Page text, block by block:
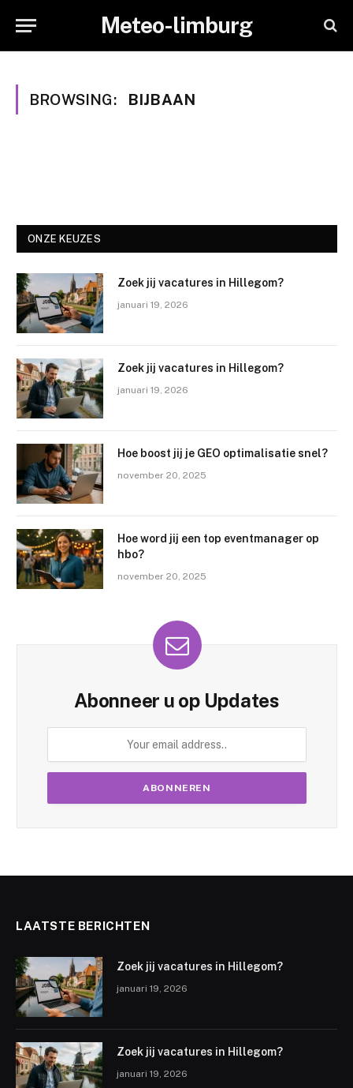
Meteo-limburg
BROWSING: BIJBAAN
ONZE KEUZES
Zoek jij vacatures in Hillegom?
januari 19, 2026
Zoek jij vacatures in Hillegom?
januari 19, 2026
Hoe boost jij je GEO optimalisatie snel?
november 20, 2025
Hoe word jij een top eventmanager op
hbo?
november 20, 2025
Abonneer u op Updates
LAATSTE BERICHTEN
Zoek jij vacatures in Hillegom?
januari 19, 2026
Zoek jij vacatures in Hillegom?
januari 19, 2026